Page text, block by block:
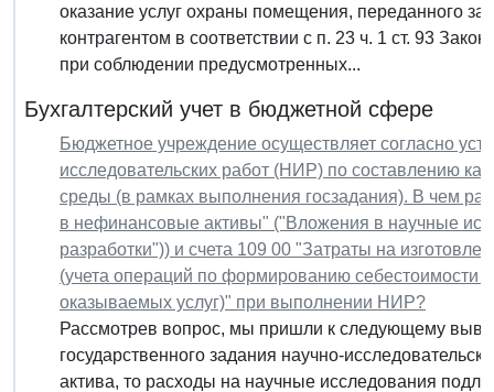
оказание услуг охраны помещения, переданного
контрагентом в соответствии с п. 23 ч. 1 ст. 93
при соблюдении предусмотренных...
Бухгалтерский учет в бюджетной сфере
Бюджетное учреждение осуществляет согласно
исследовательских работ (НИР) по составлению
среды (в рамках выполнения госзадания). В чем
в нефинансовые активы" ("Вложения в научные
разработки")) и счета 109 00 "Затраты на
(учета операций по формированию себестоимости
оказываемых услуг)" при выполнении НИР?
Рассмотрев вопрос, мы пришли к следующему
государственного задания научно-
актива, то расходы на научные исследования